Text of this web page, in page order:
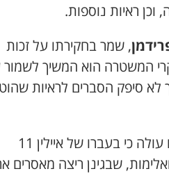
וכן ראיות נוספות.
, שמר בחקירתו על זכות
המשטרה הוא המשיך
סיפק הסברים לראיות
מבקשת המעצר עד תום ההליכים עולה כי בעברו של איילין 11
שבגינן ריצה מאסרים